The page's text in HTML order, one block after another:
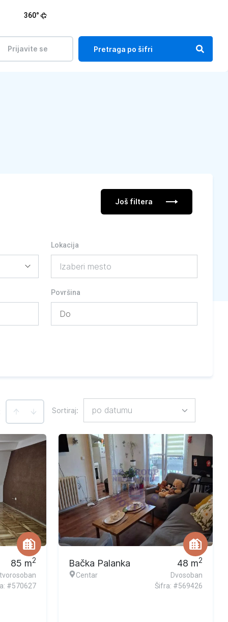
360°
Prijavite se
Još filtera
Lokacija
Izaberi mesto
Površina
Sortiraj: po datumu
85 m2
#570627
Bačka Palanka
Centar
48 m2
Dvosoban
Šifra: #569426